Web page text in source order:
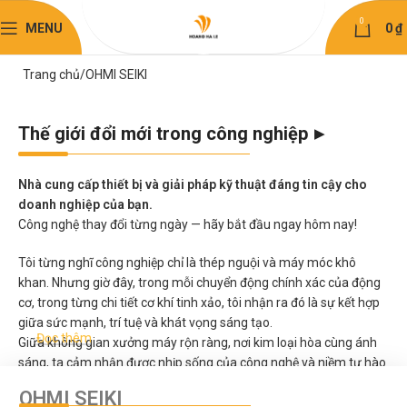
MENU 0 0₫
Trang chủ OHMI SEIKI
Thế giới đổi mới trong công nghiệp
Nhà cung cấp thiết bị và giải pháp kỹ thuật đáng tin cậy cho
doanh nghiệp của bạn.
Công nghệ thay đổi từng ngày — hãy bắt đầu ngay hôm nay!
Tôi từng nghĩ công nghiệp chỉ là thép nguội và máy móc khô
khan. Nhưng giờ đây, trong mỗi chuyển động chính xác của động
cơ, trong từng chi tiết cơ khí tinh xảo, tôi nhận ra đó là sự kết hợp
giữa sức mạnh, trí tuệ và khát vọng sáng tạo.
Giữa không gian xưởng máy rộn ràng, nơi kim loại hòa cùng ánh
sáng, ta cảm nhận được nhịp sống của công nghệ và niềm tự hào
Đọc thêm
OHMI SEIKI